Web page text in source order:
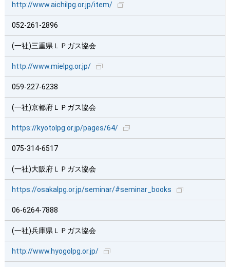
http://www.aichilpg.or.jp/item/
052-261-2896
(一社)三重県ＬＰガス協会
http://www.mielpg.or.jp/
059-227-6238
(一社)京都府ＬＰガス協会
https://kyotolpg.or.jp/pages/64/
075-314-6517
(一社)大阪府ＬＰガス協会
https://osakalpg.or.jp/seminar/#seminar_books
06-6264-7888
(一社)兵庫県ＬＰガス協会
http://www.hyogolpg.or.jp/